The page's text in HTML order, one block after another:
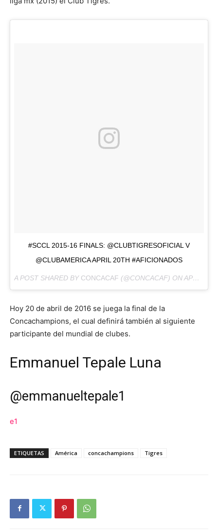
‪#‎SCCL‬ 2015-16 FINALS: @CLUBTIGRESOFICIAL V
@CLUBAMERICA APRIL 20TH ‪#‎AFICIONADOS‬
A POST SHARED BY CONCACAF (@CONCACAF) ONAPR 5, 2016 AT 11:03PM PDT
Hoy 20 de abril de 2016 se juega la final de la
Concachampions, el cual definirá también al siguiente
participante del mundial de clubes.
Emmanuel Tepale Luna
@emmanueltepale1
e1
ETIQUETAS América concachampions Tigres